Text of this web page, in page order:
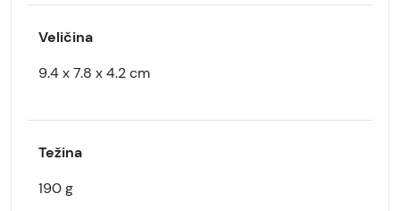
Veličina
9.4 x 7.8 x 4.2 cm
Težina
190 g